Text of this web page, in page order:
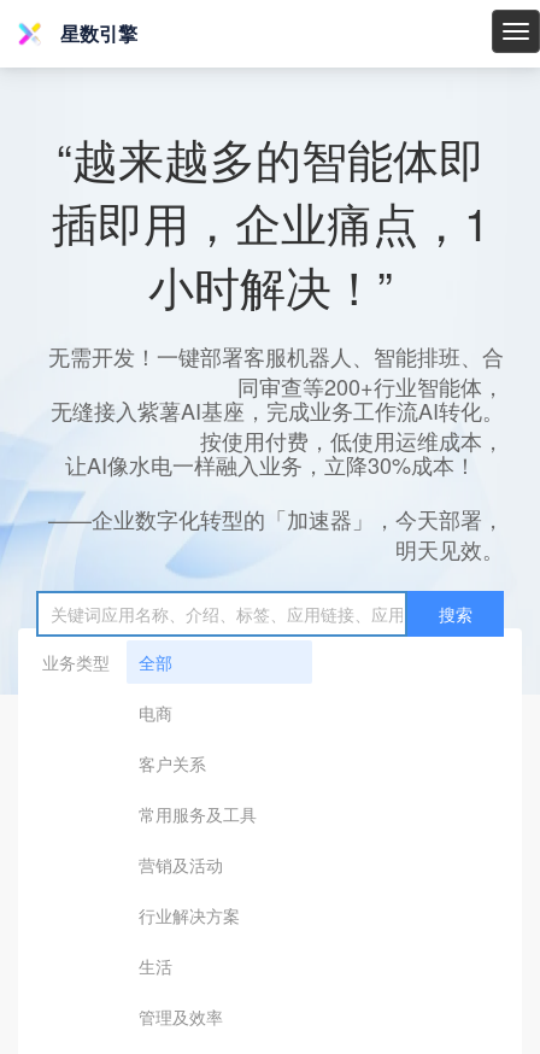
星
星数引擎
“越来越多的智能体即
插即用，企业痛点，1
小时解决！”
无需开发！一键部署客服机器人、智能排班、合
同审查等200+行业智能体，
无缝接入紫薯AI基座，完成业务工作流AI转化。
按使用付费，低使用运维成本，
让AI像水电一样融入业务，立降30%成本！
——企业数字化转型的「加速器」，今天部署，
明天见效。
搜索
业务类型
全部
电商
客户关系
常用服务及工具
营销及活动
行业解决方案
生活
管理及效率